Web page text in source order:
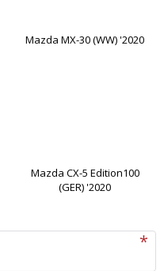
Mazda MX-30 (WW) '2020
Mazda CX-5 Edition100
(GER) '2020